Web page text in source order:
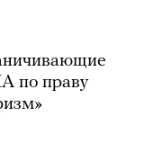
по праву